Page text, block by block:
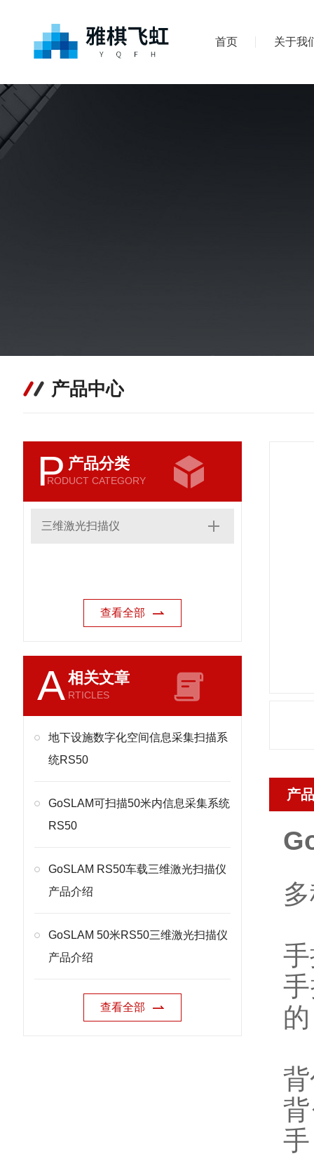
首页 关于我
产品中心
P 产品分类
RODUCT CATEGORY
三维激光扫描仪
查看全部
A相关文章
RTICLES
地下设施数字化空间信息采集扫描系
统RS50
GoSLAM可扫描50米内信息采集系统
RS50
GoSLAM RS50车载三维激光扫描仪
产品介绍
GoSLAM 50米RS50三维激光扫描仪
产品介绍
查看全部
产